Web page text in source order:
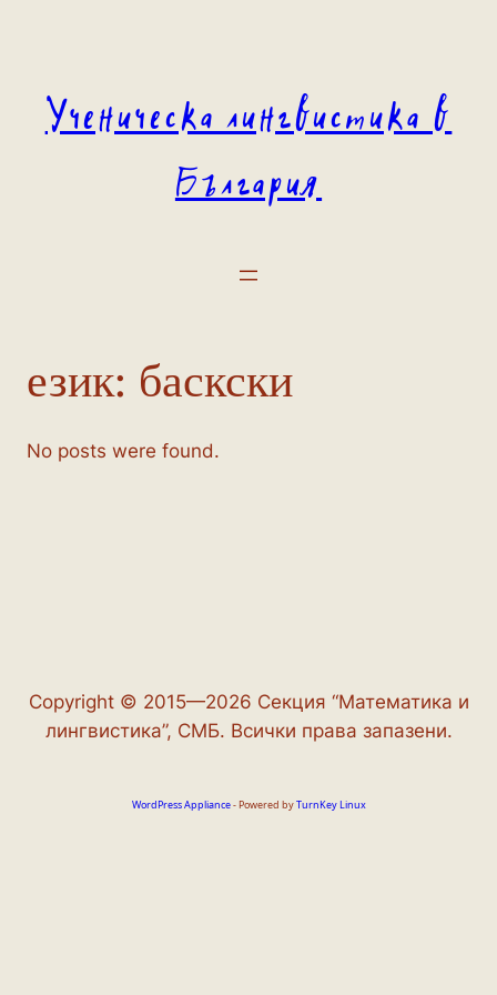
Ученическа лингвистика в
България
език: баскски
No posts were found.
Copyright © 2015—2026 Секция “Математика и
лингвистика”, СМБ. Всички права запазени.
WordPress Appliance- Powered byTurnKey Linux